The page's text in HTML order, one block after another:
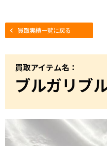
買取実績一覧に戻る
買取アイテム名：
ブルガリブ